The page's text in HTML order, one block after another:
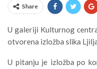
Share
U galeriji Kulturnog
otvorena izložba slika
U pitanju je izložba po